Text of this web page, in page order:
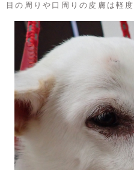
目の周りや口周りの皮膚は軽